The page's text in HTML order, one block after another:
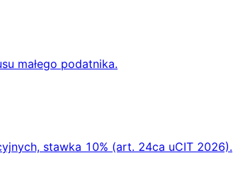
małego podatnika.
stawka 10% (art. 24ca uCIT 2026).